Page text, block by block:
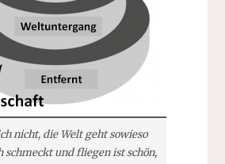
nicht, die Welt geht sowieso
schmeckt und fliegen ist schön,